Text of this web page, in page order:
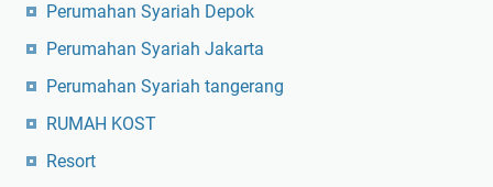
Perumahan Syariah Depok
Perumahan Syariah Jakarta
Perumahan Syariah tangerang
RUMAH KOST
Resort